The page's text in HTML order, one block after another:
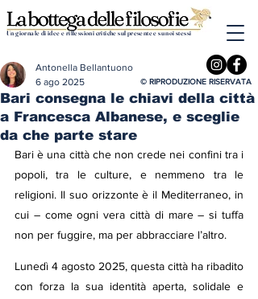
Un giornale di idee e riflessioni critiche sul presente e su noi stessi
Bari consegna le chiavi della città
a Francesca Albanese, e sceglie
da che parte stare
Antonella Bellantuono
6 ago 2025
Bari è una città che non crede nei confini tra i
popoli, tra le culture, e nemmeno tra le
religioni. Il suo orizzonte è il Mediterraneo, in
cui – come ogni vera città di mare – si tuffa
non per fuggire, ma per abbracciare l’altro.
Lunedì 4 agosto 2025, questa città ha ribadito
con forza la sua identità aperta, solidale e
© RIPRODUZIONE RISERVATA